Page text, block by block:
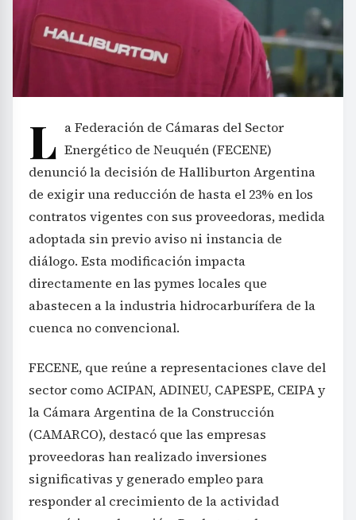
L a Federación de Cámaras del Sector
Energético de Neuquén (FECENE)
denunció la decisión de Halliburton Argentina
de exigir una reducción de hasta el 23% en los
contratos vigentes con sus proveedoras, medida
adoptada sin previo aviso ni instancia de
diálogo. Esta modificación impacta
directamente en las pymes locales que
abastecen a la industria hidrocarburífera de la
cuenca no convencional.
FECENE, que reúne a representaciones clave del
sector como ACIPAN, ADINEU, CAPESPE, CEIPA y
la Cámara Argentina de la Construcción
(CAMARCO), destacó que las empresas
proveedoras han realizado inversiones
significativas y generado empleo para
responder al crecimiento de la actividad